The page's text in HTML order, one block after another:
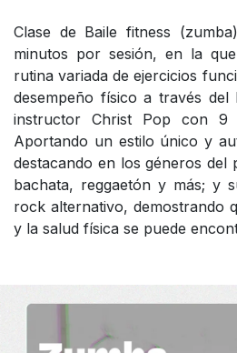
Clase de Baile fitness
minutos por sesión, en la
rutina variada de ejercicios
desempeño físico a través
instructor Christ Pop con 9
Aportando un estilo único y
destacando en los géneros
bachata, reggaetón y más; y
rock alternativo, demostrando
y la salud física se puede